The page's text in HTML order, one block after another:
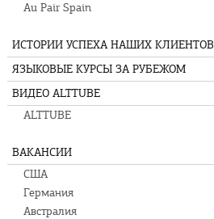
Au Pair Spain
ИСТОРИИ УСПЕХА НАШИХ КЛИЕНТОВ
ЯЗЫКОВЫЕ КУРСЫ ЗА РУБЕЖОМ
ВИДЕО ALTTUBE
ALTTUBE
ВАКАНСИИ
США
Германия
Австралия